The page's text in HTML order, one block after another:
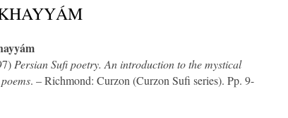
Persian Sufi poetry. An introduction to the mystical
. – Richmond: Curzon (Curzon Sufi series). Pp. 9-